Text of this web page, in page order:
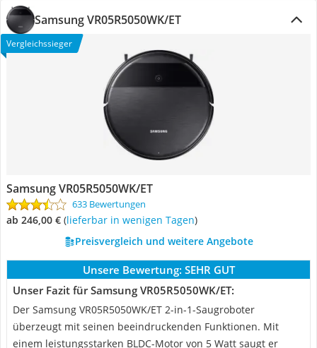
Samsung VR05R5050WK/ET
Vergleichssieger
Samsung VR05R5050WK/ET
633 Bewertungen
ab 246,00 € ( Lieferbar in wenigen Tagen)
Preisvergleich und weitere Angebote
Unsere Bewertung: SEHR GUT
Unser Fazit für Samsung VR05R5050WK/ET:
Der Samsung VR05R5050WK/ET 2-in-1-Saugroboter
überzeugt mit seinen beeindruckenden Funktionen. Mit
einem leistungsstarken BLDC-Motor von 5 Watt saugt er